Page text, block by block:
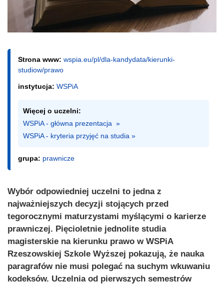
Strona www: wspia.eu/pl/dla-kandydata/kierunki-
studiow/prawo
instytucja: WSPiA
Więcej o uczelni:
WSPiA - główna prezentacja  »
WSPiA - kryteria przyjęć na studia »
grupa: prawnicze
Wybór odpowiedniej uczelni to jedna z
najważniejszych decyzji stojących przed
tegorocznymi maturzystami myślącymi o karierze
prawniczej. Pięcioletnie jednolite studia
magisterskie na kierunku prawo w WSPiA
Rzeszowskiej Szkole Wyższej pokazują, że nauka
paragrafów nie musi polegać na suchym wkuwaniu
kodeksów. Uczelnia od pierwszych semestrów